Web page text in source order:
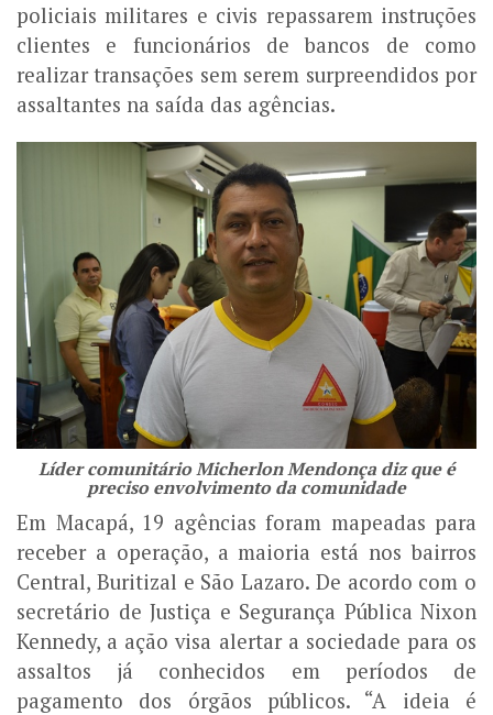
policiais militares e civis repassarem instruções
clientes e funcionários de bancos de como
realizar transações sem serem surpreendidos por
assaltantes na saída das agências.
Líder comunitário Micherlon Mendonça diz que é
preciso envolvimento da comunidade
Em Macapá, 19 agências foram mapeadas para
receber a operação, a maioria está nos bairros
Central, Buritizal e São Lazaro. De acordo com o
secretário de Justiça e Segurança Pública Nixon
Kennedy, a ação visa alertar a sociedade para os
assaltos já conhecidos em períodos de
pagamento dos órgãos públicos. “A ideia é